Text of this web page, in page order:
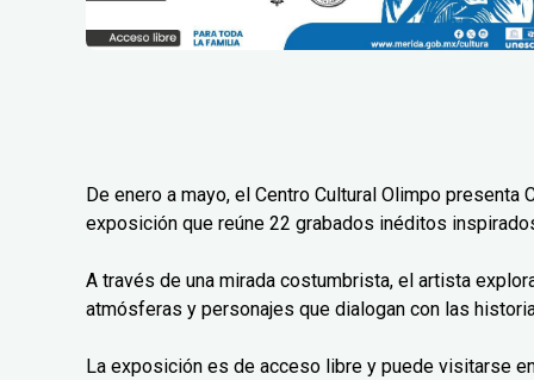
De enero a mayo, el Centro Cultural Olimpo
exposición que reúne 22 grabados inéditos
A través de una mirada costumbrista, el artista
atmósferas y personajes que dialogan con las
La exposición es de acceso libre y puede visitarse